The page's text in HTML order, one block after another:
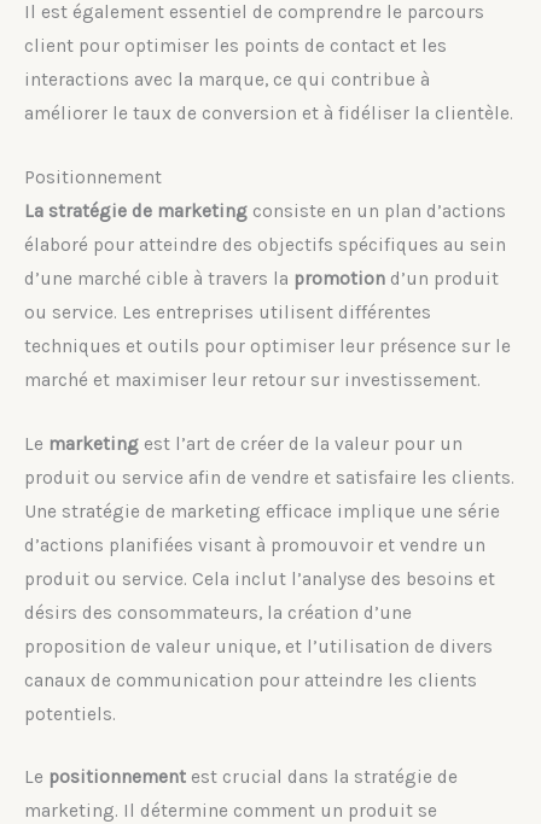
Il est également essentiel de comprendre le parcours
client pour optimiser les points de contact et les
interactions avec la marque, ce qui contribue à
améliorer le taux de conversion et à fidéliser la clientèle.
Positionnement
La stratégie de marketing consiste en un plan d’actions
élaboré pour atteindre des objectifs spécifiques au sein
d’une marché cible à travers la promotion d’un produit
ou service. Les entreprises utilisent différentes
techniques et outils pour optimiser leur présence sur le
marché et maximiser leur retour sur investissement.
Le marketing est l’art de créer de la valeur pour un
produit ou service afin de vendre et satisfaire les clients.
Une stratégie de marketing efficace implique une série
d’actions planifiées visant à promouvoir et vendre un
produit ou service. Cela inclut l’analyse des besoins et
désirs des consommateurs, la création d’une
proposition de valeur unique, et l’utilisation de divers
canaux de communication pour atteindre les clients
potentiels.
Le positionnement est crucial dans la stratégie de
marketing. Il détermine comment un produit se